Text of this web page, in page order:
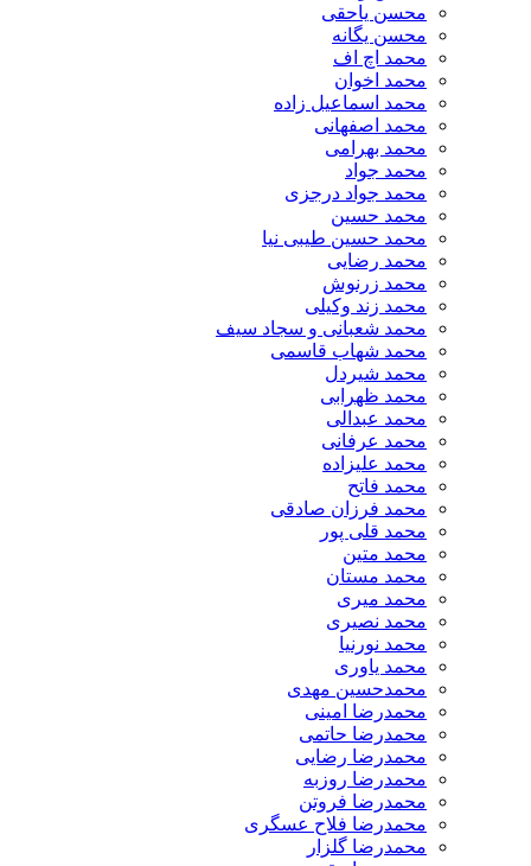
محسن یاحقی
محسن یگانه
محمد اچ اف
محمد اخوان
محمد اسماعیل زاده
محمد اصفهانی
محمد بهرامی
محمد جواد
محمد جواد درجزی
محمد حسین
محمد حسین طیبی نیا
محمد رضایی
محمد زرنوش
محمد زند وکیلی
محمد شعبانی و سجاد سیف
محمد شهاب قاسمی
​محمد شیردل
محمد ظهرابی
محمد عبدالی
محمد عرفانی
محمد علیزاده
محمد فاتح
محمد فرزان صادقی
محمد قلی پور
محمد متین
محمد مستان
محمد میری
محمد نصیری
محمد نورنیا
محمد یاوری
محمدحسین مهدی
محمدرضا امینی
محمدرضا حاتمی
محمدرضا رضایی
محمدرضا روزبه
محمدرضا فروتن
محمدرضا فلاح عسگری
محمدرضا گلزار